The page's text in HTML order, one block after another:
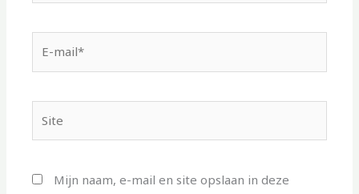
mail*
Mijn naam, e-mail en site opslaan in deze